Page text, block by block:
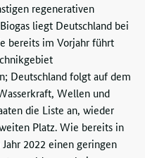
regenerativen
liegt Deutschland bei
bereits im Vorjahr führt
Deutschland folgt auf dem
Wellen und
die Liste an, wieder
Platz. Wie bereits in
2022 einen geringen